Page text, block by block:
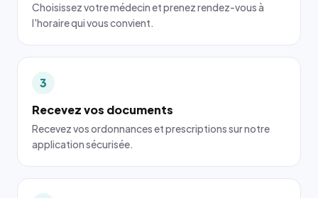
Choisissez votre médecin et prenez rendez-vous à
l'horaire qui vous convient.
3
Recevez vos documents
Recevez vos ordonnances et prescriptions sur notre
application sécurisée.